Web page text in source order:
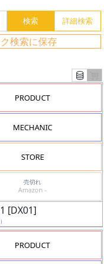
検索に保存
PRODUCT
MECHANIC
STORE
売切れ
Amazon -
[DX01]
PRODUCT